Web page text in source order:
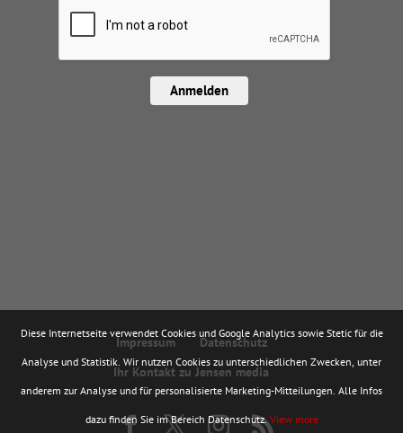
Anmelden
Impressum
Datenschutz
Ihr Kontakt zu Jensen media
Diese Internetseite verwendet Cookies und Google Analytics sowie Stetic für die
Analyse und Statistik. Wir nutzen Cookies zu unterschiedlichen Zwecken, unter
anderem zur Analyse und für personalisierte Marketing-Mitteilungen. Alle Infos
dazu finden Sie im Bereich Datenschutz.View more